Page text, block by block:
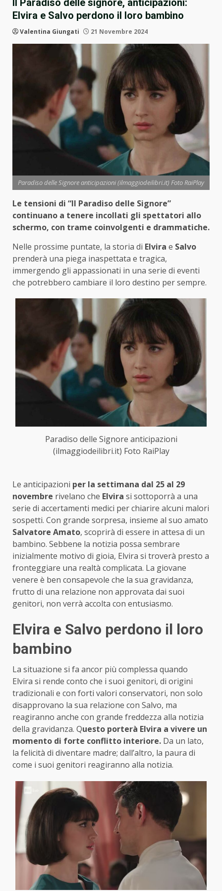
Il Paradiso delle signore, anticipazioni:
Elvira e Salvo perdono il loro bambino
Valentina Giungati 21 Novembre 2024
Paradiso delle Signore anticipazioni (ilmaggiodeilibri.it) Foto RaiPlay
Le tensioni di “Il Paradiso delle Signore”
continuano a tenere incollati gli spettatori allo
schermo, con trame coinvolgenti e drammatiche.
Nelle prossime puntate, la storia di Elvira e Salvo
prenderà una piega inaspettata e tragica,
immergendo gli appassionati in una serie di eventi
che potrebbero cambiare il loro destino per sempre.
Paradiso delle Signore anticipazioni
(ilmaggiodeilibri.it) Foto RaiPlay
Le anticipazioni per la settimana dal 25 al 29
novembre rivelano che Elvira si sottoporrà a una
serie di accertamenti medici per chiarire alcuni malori
sospetti. Con grande sorpresa, insieme al suo amato
Salvatore Amato, scoprirà di essere in attesa di un
bambino. Sebbene la notizia possa sembrare
inizialmente motivo di gioia, Elvira si troverà presto a
fronteggiare una realtà complicata. La giovane
venere è ben consapevole che la sua gravidanza,
frutto di una relazione non approvata dai suoi
genitori, non verrà accolta con entusiasmo.
Elvira e Salvo perdono il loro
bambino
La situazione si fa ancor più complessa quando
Elvira si rende conto che i suoi genitori, di origini
tradizionali e con forti valori conservatori, non solo
disapprovano la sua relazione con Salvo, ma
reagiranno anche con grande freddezza alla notizia
della gravidanza. Questo porterà Elvira a vivere un
momento di forte conflitto interiore. Da un lato,
la felicità di diventare madre; dall’altro, la paura di
come i suoi genitori reagiranno alla notizia.